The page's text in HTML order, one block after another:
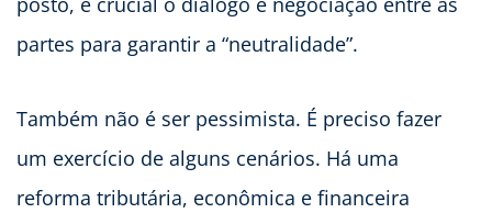
partes para garantir a “neutralidade”.
Também não é ser pessimista. É preciso fazer
um exercício de alguns cenários. Há uma
reforma tributária, econômica e financeira